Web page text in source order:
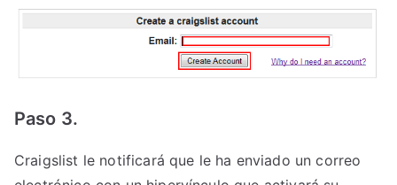
Paso 3.
Craigslist le notificará que le ha enviado un correo